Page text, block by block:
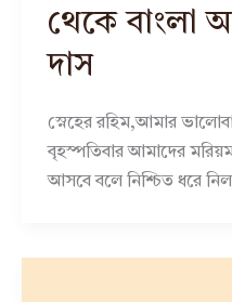
থেকে বাংলা
দাস
স্নেহের রহিম,আমার
বৃহস্পতিবার আমাদের
আসবে বলে নিশ্চিত ধরে